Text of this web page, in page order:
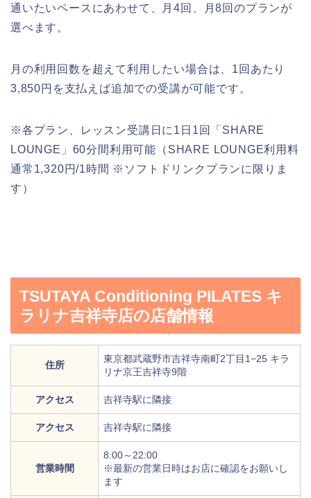
通いたいペースにあわせて、月4回、月8回のプランが
選べます。
月の利用回数を超えて利用したい場合は、1回あたり
3,850円を支払えば追加での受講が可能です。
※各プラン、レッスン受講日に1日1回「SHARE
LOUNGE」60分間利用可能（SHARE LOUNGE利用料
通常1,320円/1時間 ※ソフトドリンクプランに限りま
す）
TSUTAYA Conditioning PILATES キ
ラリナ吉祥寺店の店舗情報
住所
東京都武蔵野市吉祥寺南町2丁目1−25 キラ
リナ京王吉祥寺9階
アクセス 吉祥寺駅に隣接
アクセス 吉祥寺駅に隣接
営業時間
8:00～22:00
※最新の営業日時はお店に確認をお願いし
ます